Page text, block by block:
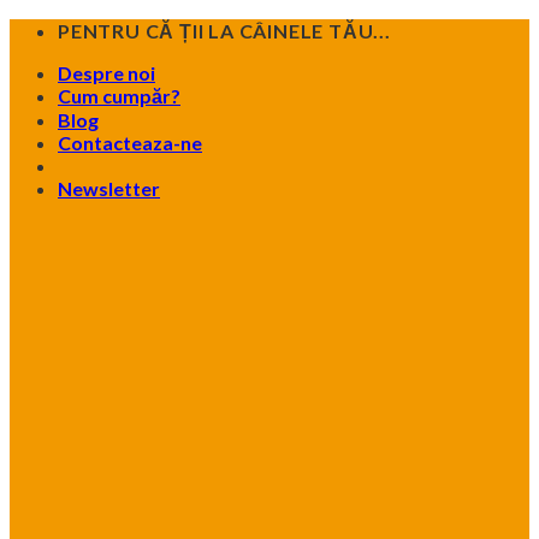
Skip
content
PENTRU CĂ ȚII LA CÂINELE TĂU...
Despre noi
Cum cumpăr?
Blog
Contacteaza-ne
Newsletter